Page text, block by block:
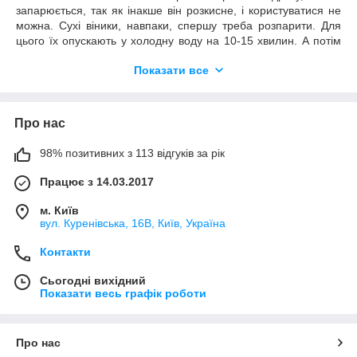
запарюється, так як інакше він розкисне, і користуватися не
можна. Сухі віники, навпаки, спершу треба розпарити. Для
цього їх опускають у холодну воду на 10-15 хвилин. А потім
Многие ошибочно считают, что нет никакой разницы, какой
веник, очень многое зависит.
обработки таким веником она становится матовой и упругой.
Дубовый веник помогает снять стресс, оказывает
противовоспалительное действие.
Липовый веник прогонит головную боль, спасет от простуды.
Ялівцеві віники особливо підходять для тих, хто розуміє, що
використання віника – це саме масаж. Вони посилюють
потовиділення, стимулюють кровообіг. Тому вони чудово
допомагають від радикуліту, болю в хребті.
Евкаліптові віники допомагають від болю в горлі і нежить, але
Показати все
Про нас
98% позитивних з 113 відгуків за рік
Працює з 14.03.2017
м. Київ
вул. Куренівська, 16В, Київ, Україна
Контакти
Сьогодні вихідний
Показати весь графік роботи
Про нас